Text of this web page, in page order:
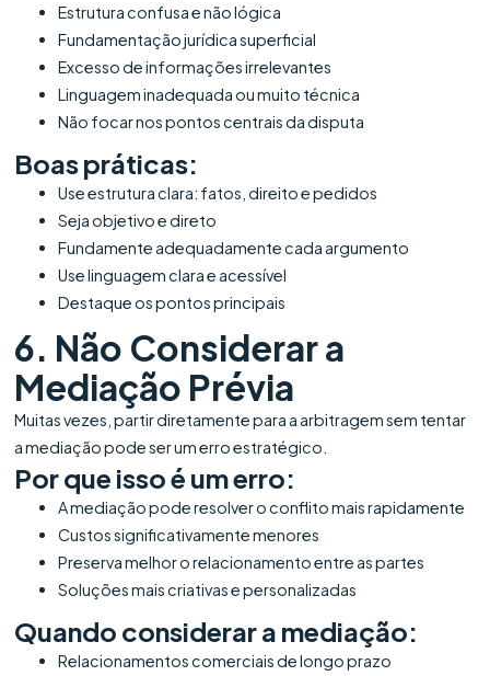
Estrutura confusa e não lógica
Fundamentação jurídica superficial
Excesso de informações irrelevantes
Linguagem inadequada ou muito técnica
Não focar nos pontos centrais da disputa
Boas práticas:
Use estrutura clara: fatos, direito e pedidos
Seja objetivo e direto
Fundamente adequadamente cada argumento
Use linguagem clara e acessível
Destaque os pontos principais
6. Não Considerar a
Mediação Prévia
Muitas vezes, partir diretamente para a arbitragem sem tentar
a mediação pode ser um erro estratégico.
Por que isso é um erro:
A mediação pode resolver o conflito mais rapidamente
Custos significativamente menores
Preserva melhor o relacionamento entre as partes
Soluções mais criativas e personalizadas
Quando considerar a mediação:
Relacionamentos comerciais de longo prazo